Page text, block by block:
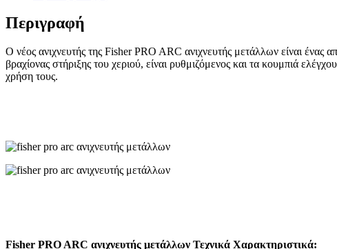
Περιγραφή
Ο νέος ανιχνευτής της Fisher PRO ARC ανιχνευτής μετάλλων είναι ένας
βραχίονας στήριξης του χεριού, είναι ρυθμιζόμενος και τα κουμπιά
χρήση τους.
Fisher PRO ARC ανιχνευτής μετάλλων Τεχνικά Χαρακτηριστικά: